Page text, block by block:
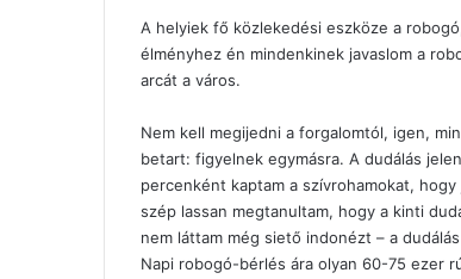
A helyiek fő közlekedési eszköze a
élményhez én mindenkinek javaslom a
arcát a város.
Nem kell megijedni a forgalomtól, igen,
betart: figyelnek egymásra. A dudálás
percenként kaptam a szívrohamokat,
szép lassan megtanultam, hogy a kinti
nem láttam még siető indonézt – a
Napi robogó-bérlés ára olyan 60-75 ezer